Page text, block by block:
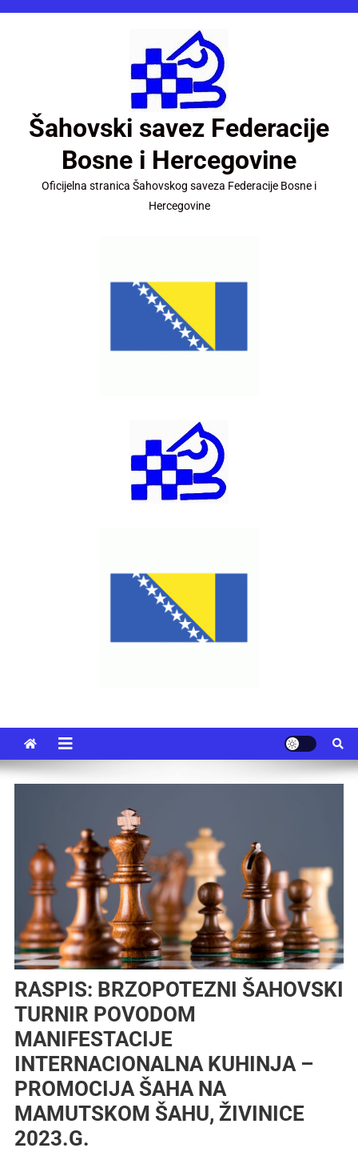
Šahovski savez Federacije
Bosne i Hercegovine
Oficijelna stranica Šahovskog saveza Federacije Bosne i
Hercegovine
RASPIS: BRZOPOTEZNI ŠAHOVSKI
TURNIR POVODOM
MANIFESTACIJE
INTERNACIONALNA KUHINJA –
PROMOCIJA ŠAHA NA
MAMUTSKOM ŠAHU, ŽIVINICE
2023.g.